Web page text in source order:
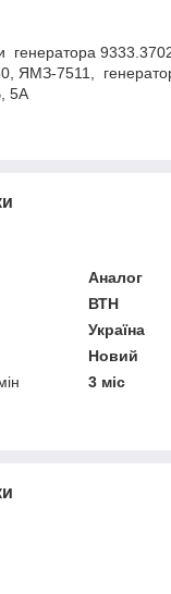
генератора
ЯМЗ-7511,
5А
Аналог
ВТН
Україна
Новий
3 міс